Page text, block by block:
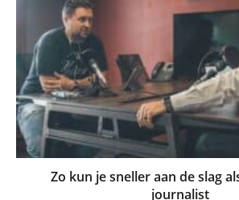
Zo kun je sneller aan de slag
journalist